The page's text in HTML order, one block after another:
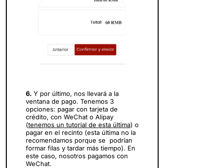
6.Y por último, nos llevará a la
ventana de pago. Tenemos 3
opciones: pagar con tarjeta de
crédito, con WeChat o Alipay
(tenemos un tutorial de esta última) o
pagar en el recinto (esta última no la
recomendamos porque se podrían
formar filas y tardar más tiempo). En
este caso, nosotros pagamos con
WeChat.